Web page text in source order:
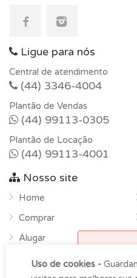
Ligue para nós
Central de atendimento
(44) 3346-4004
Plantão de Vendas
(44) 99113-0305
Plantão de Locação
(44) 99113-4001
Nosso site
Home
Comprar
Alugar
Sobre
Uso de cookies -